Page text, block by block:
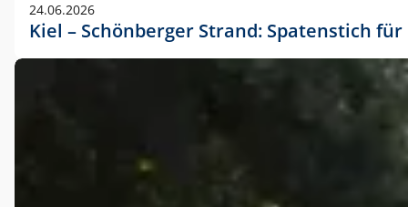
24.06.2026
Kiel – Schönberger Strand: Spatenstich